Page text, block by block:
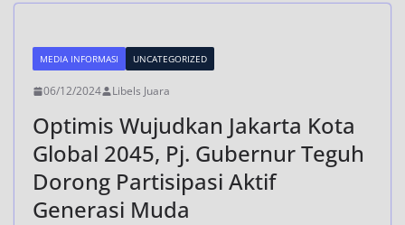
MEDIA INFORMASI UNCATEGORIZED
06/12/2024 Libels Juara
Optimis Wujudkan Jakarta Kota
Global 2045, Pj. Gubernur Teguh
Dorong Partisipasi Aktif
Generasi Muda